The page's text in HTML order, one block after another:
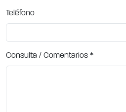
Teléfono
Consulta / Comentarios *